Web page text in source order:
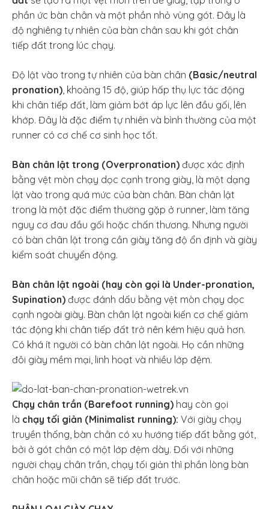
phần ức bàn chân và một phần nhỏ vùng gót. Đây là
độ nghiêng tự nhiên của bàn chân sau khi gót chân
tiếp đất trong lúc chạy.
Độ lật vào trong tự nhiên của bàn chân (Basic/neutral
pronation) , khoảng 15 độ, giúp hấp thụ lực tác động
khi chân tiếp đất, làm giảm bớt áp lực lên đầu gối, lên
khớp. Đây là đặc điểm tự nhiên và bình thường của một
runner có cơ chế cơ sinh học tốt.
Bàn chân lật trong (Overpronation) được xác định
bằng vệt mòn chạy dọc cạnh trong giày, là một dạng
lật vào trong quá mức của bàn chân. Bàn chân lật
trong là một đặc điểm thường gặp ở runner, làm tăng
nguy cơ đau đầu gối hoặc chấn thương. Nhưng người
có bàn chân lật trong cần giày tăng độ ổn định và giày
kiểm soát chuyển động.
Bàn chân lật ngoài (hay còn gọi là Under-pronation,
Supination) được đánh dấu bằng vệt mòn chạy dọc
cạnh ngoài giày. Bàn chân lật ngoài kiến cơ chế giảm
tác động khi chân tiếp đất trở nên kém hiệu quả hơn.
Có khá ít người có bàn chân lật ngoài. Họ cần những
đôi giày mềm mại, linh hoạt và nhiều lớp đệm.
Chạy chân trần (Barefoot running) hay còn gọi
là chạy tối giản (Minimalist running): Với giày chạy
truyền thống, bàn chân có xu hướng tiếp đất bằng gót,
bởi ở gót chân có một lớp đệm dày. Đối với những
người chạy chân trần, chạy tối giản thì phần lòng bàn
chân hoặc mũi chân sẽ tiếp đất trước.